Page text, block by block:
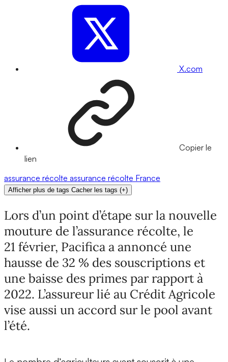
X.com
Copier le
lien
assurance récolte assurance récolte France
Afficher plus de tags Cacher les tags (+)
Lors d’un point d’étape sur la nouvelle
mouture de l’assurance récolte, le
21 février, Pacifica a annoncé une
hausse de 32 % des souscriptions et
une baisse des primes par rapport à
2022. L’assureur lié au Crédit Agricole
vise aussi un accord sur le pool avant
l’été.